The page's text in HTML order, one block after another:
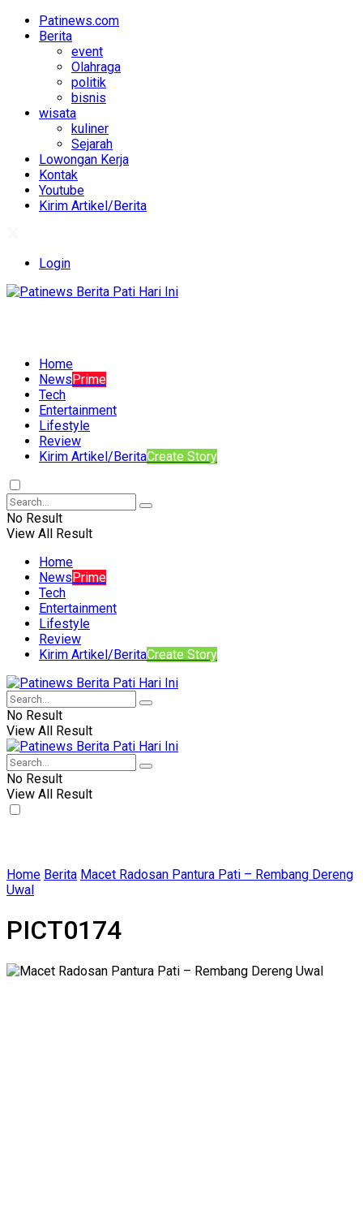
Patinews.com
Berita
event
Olahraga
politik
bisnis
wisata
kuliner
Sejarah
Lowongan Kerja
Kontak
Youtube
Kirim Artikel/Berita
Login
Home
NewsPrime
Tech
Entertainment
Lifestyle
Review
Kirim Artikel/BeritaCreate Story
No Result
View All Result
Home
NewsPrime
Tech
Entertainment
Lifestyle
Review
Kirim Artikel/BeritaCreate Story
No Result
View All Result
No Result
View All Result
Home Berita Macet Radosan Pantura Pati – Rembang Dereng
Uwal
PICT0174